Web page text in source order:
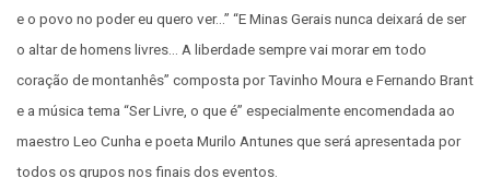
e o povo no poder eu quero ver…” “E Minas Gerais nunca deixará de ser
o altar de homens livres… A liberdade sempre vai morar em todo
coração de montanhês” composta por Tavinho Moura e Fernando Brant
e a música tema “Ser Livre, o que é” especialmente encomendada ao
maestro Leo Cunha e poeta Murilo Antunes que será apresentada por
todos os grupos nos finais dos eventos.